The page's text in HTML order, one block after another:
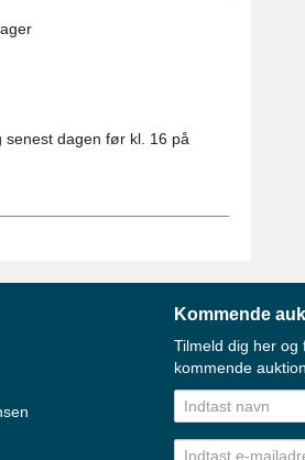
senest dagen før kl. 16 på
Kommende
Tilmeld dig her og
kommende